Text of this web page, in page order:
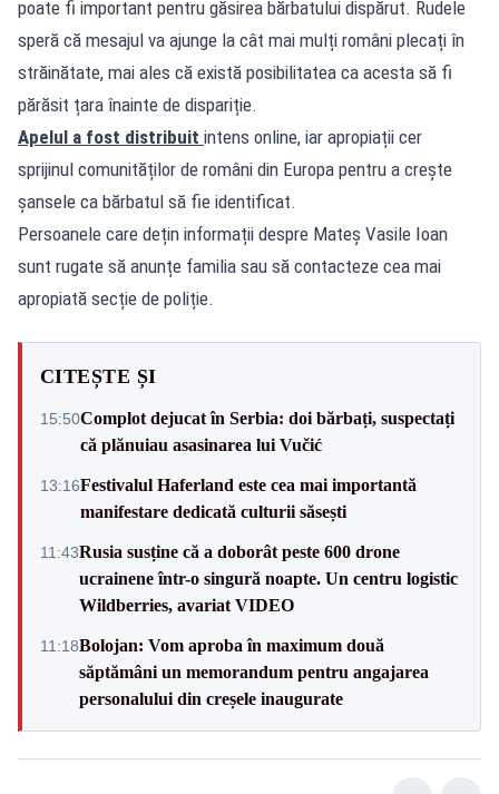
poate fi important pentru găsirea bărbatului dispărut. Rudele
speră că mesajul va ajunge la cât mai mulți români plecați în
străinătate, mai ales că există posibilitatea ca acesta să fi
părăsit țara înainte de dispariție.
Apelul a fost distribuit intens online, iar apropiații cer
sprijinul comunităților de români din Europa pentru a crește
șansele ca bărbatul să fie identificat.
Persoanele care dețin informații despre Mateș Vasile Ioan
sunt rugate să anunțe familia sau să contacteze cea mai
apropiată secție de poliție.
CITEȘTE ȘI
15:50Complot dejucat în Serbia: doi bărbați, suspectați
că plănuiau asasinarea lui Vučić
13:16Festivalul Haferland este cea mai importantă
manifestare dedicată culturii săsești
11:43Rusia susține că a doborât peste 600 drone
ucrainene într-o singură noapte. Un centru logistic
Wildberries, avariat VIDEO
11:18Bolojan: Vom aproba în maximum două
săptămâni un memorandum pentru angajarea
personalului din creșele inaugurate